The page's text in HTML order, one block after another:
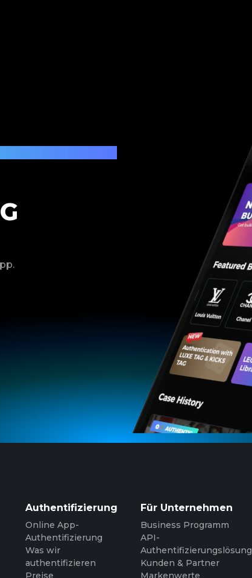
Authentifizierung
Online App-
Authentifizierung
Was wir
authentifizieren
Preise
Für Unternehmen
Business Programm
API-
Authentifizierungslösung
Kunden & Partner
Markenwerte